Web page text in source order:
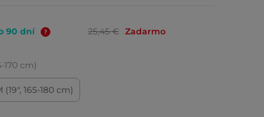
90 dní 25,45 € Zadarmo
170 cm)
(19", 165-180 cm)